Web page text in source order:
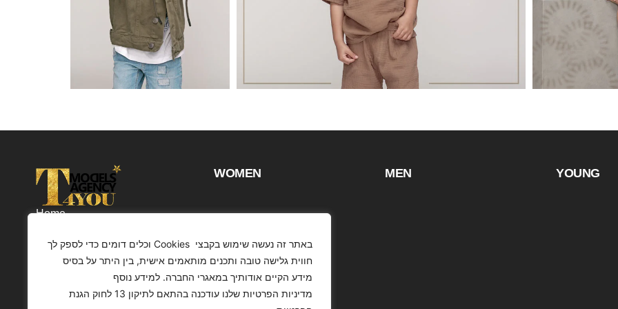
באתר זה נעשה שימוש בקבצי Cookies וכלים דומים כדי לספק לך
חווית גלישה טובה ותכנים מותאמים אישית, בין היתר על בסיס
מידע הקיים אודותיך במאגרי החברה. למידע נוסף
מדיניות הפרטיות שלנו עודכנה בהתאם לתיקון 13 לחוק הגנת
Home
Customers
Contact
WOMEN MEN YOUNG